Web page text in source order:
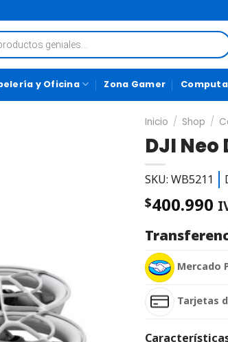
y Oficina Zona Gamer
Inicio / Shop /
DJI Neo
SKU: WB5211
$400.990
Mercado
Tarjetas